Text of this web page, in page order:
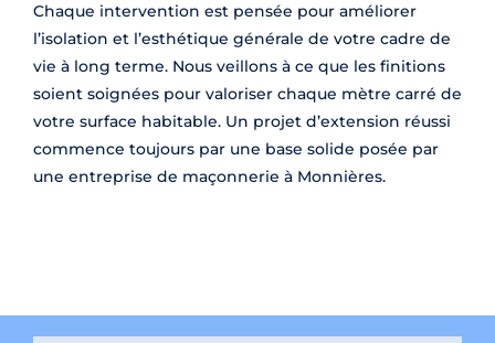
Chaque intervention est pensée pour améliorer
l’isolation et l’esthétique générale de votre cadre de
vie à long terme. Nous veillons à ce que les finitions
soient soignées pour valoriser chaque mètre carré de
votre surface habitable. Un projet d’extension réussi
commence toujours par une base solide posée par
une entreprise de maçonnerie à Monnières.